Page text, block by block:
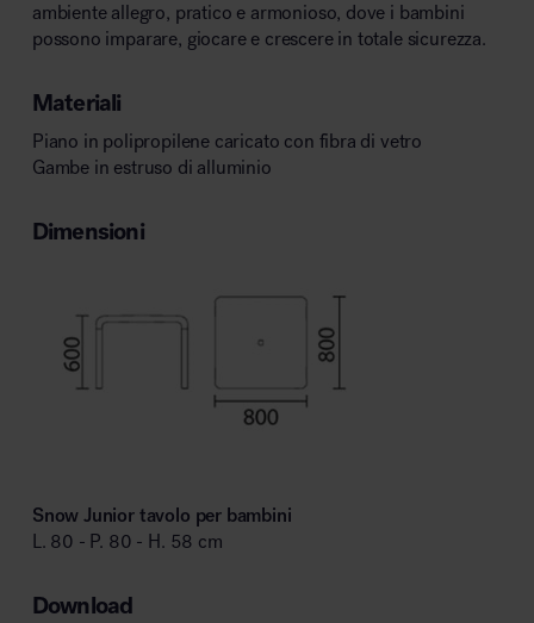
ambiente allegro, pratico e armonioso, dove i bambini
possono imparare, giocare e crescere in totale sicurezza.
Materiali
Piano in polipropilene caricato con fibra di vetro
Gambe in estruso di alluminio
Dimensioni
Snow Junior tavolo per bambini
L. 80 - P. 80 - H. 58 cm
Download